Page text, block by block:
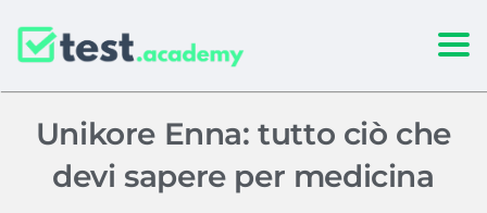
Unikore Enna: tutto ciò che
devi sapere per medicina